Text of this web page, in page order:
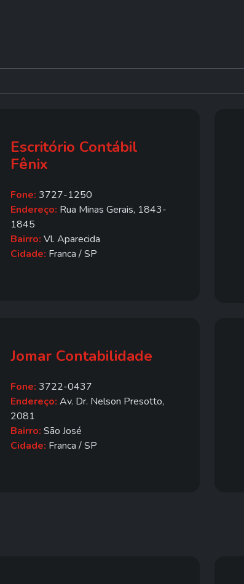
Escritório Contábil
Fênix
Fone: 3727-1250
Endereço: Rua Minas Gerais, 1843-
1845
Bairro: Vl. Aparecida
Cidade: Franca / SP
Jomar Contabilidade
Fone: 3722-0437
Endereço: Av. Dr. Nelson Presotto,
2081
Bairro: São José
Cidade: Franca / SP